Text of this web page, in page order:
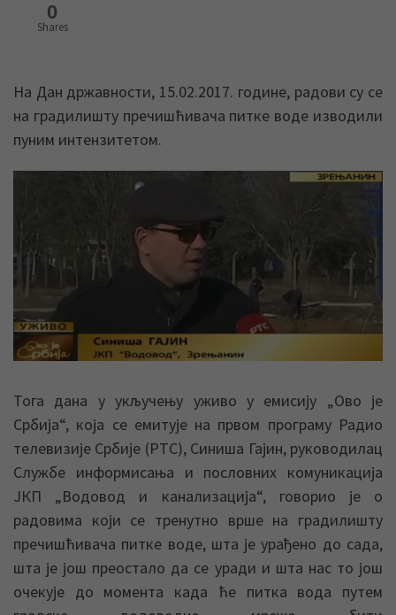
0
Shares
На Дан државности, 15.02.2017. године, радови су се
на градилишту пречишћивача питке воде изводили
пуним интензитетом.
Тога дана у укључењу уживо у емисију „Ово је
Србија“, која се емитује на првом програму Радио
телевизије Србије (РТС), Синиша Гајин, руководилац
Службе информисања и пословних комуникација
ЈКП „Водовод и канализација“, говорио је о
радовима који се тренутно врше на градилишту
пречишћивача питке воде, шта је урађено до сада,
шта је још преостало да се уради и шта нас то још
очекује до момента када ће питка вода путем